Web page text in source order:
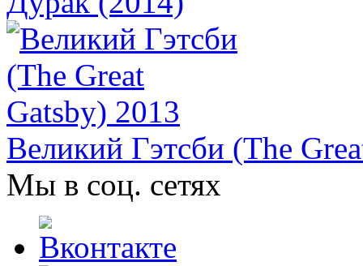
Великий Гэтсби (The
Мы в соц. сетях